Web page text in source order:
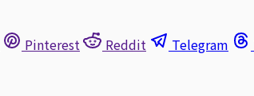
Pinterest Reddit Telegram